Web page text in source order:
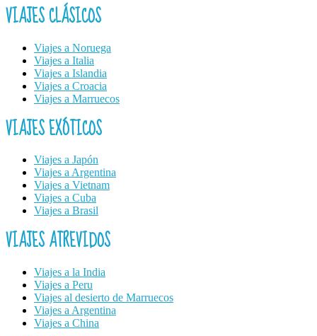
VIAJES CLÁSICOS
Viajes a Noruega
Viajes a Italia
Viajes a Islandia
Viajes a Croacia
Viajes a Marruecos
VIAJES EXÓTICOS
Viajes a Japón
Viajes a Argentina
Viajes a Vietnam
Viajes a Cuba
Viajes a Brasil
VIAJES ATREVIDOS
Viajes a la India
Viajes a Peru
Viajes al desierto de Marruecos
Viajes a Argentina
Viajes a China